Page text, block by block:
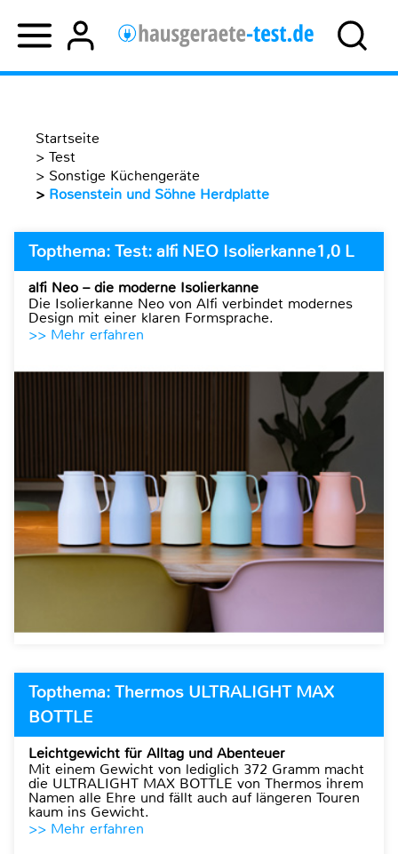
Startseite
> Test
> Sonstige Küchengeräte
> Rosenstein und Söhne Herdplatte
Topthema: Test: alfi NEO Isolierkanne1,0 L
alfi Neo – die moderne Isolierkanne
Die Isolierkanne Neo von Alfi verbindet modernes
Design mit einer klaren Formsprache.
>> Mehr erfahren
Topthema: Thermos ULTRALIGHT MAX
BOTTLE
Leichtgewicht für Alltag und Abenteuer
Mit einem Gewicht von lediglich 372 Gramm macht
die ULTRALIGHT MAX BOTTLE von Thermos ihrem
Namen alle Ehre und fällt auch auf längeren Touren
kaum ins Gewicht.
>> Mehr erfahren